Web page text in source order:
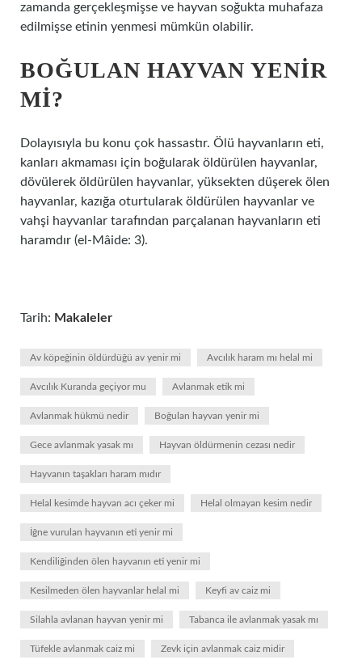
zamanda gerçekleşmişse ve hayvan soğukta muhafaza
edilmişse etinin yenmesi mümkün olabilir.
BOĞULAN HAYVAN YENIR
MI?
Dolayısıyla bu konu çok hassastır. Ölü hayvanların eti,
kanları akmaması için boğularak öldürülen hayvanlar,
dövülerek öldürülen hayvanlar, yüksekten düşerek ölen
hayvanlar, kazığa oturtularak öldürülen hayvanlar ve
vahşi hayvanlar tarafından parçalanan hayvanların eti
haramdır (el-Mâide: 3).
Tarih: Makaleler
Av köpeğinin öldürdüğü av yenir mi Avcılık haram mı helal mi
Avcılık Kuranda geçiyor mu Avlanmak etik mi
Avlanmak hükmü nedir Boğulan hayvan yenir mi
Gece avlanmak yasak mı Hayvan öldürmenin cezası nedir
Hayvanın taşakları haram mıdır
Helal kesimde hayvan acı çeker mi Helal olmayan kesim nedir
İğne vurulan hayvanın eti yenir mi
Kendiliğinden ölen hayvanın eti yenir mi
Kesilmeden ölen hayvanlar helal mi Keyfi av caiz mi
Silahla avlanan hayvan yenir mi Tabanca ile avlanmak yasak mı
Tüfekle avlanmak caiz mi Zevk için avlanmak caiz midir